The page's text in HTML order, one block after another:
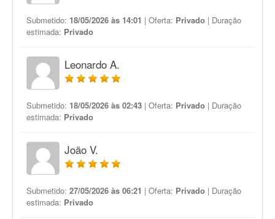
Submetido: 18/05/2026 às 14:01 | Oferta: Privado | Duração
estimada: Privado
Leonardo A.
Submetido: 18/05/2026 às 02:43 | Oferta: Privado | Duração
estimada: Privado
João V.
Submetido: 27/05/2026 às 06:21 | Oferta: Privado | Duração
estimada: Privado